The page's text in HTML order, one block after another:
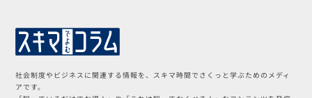
社会制度やビジネスに関連する情報を、スキマ時間でさくっと学ぶためのメディ
アです。